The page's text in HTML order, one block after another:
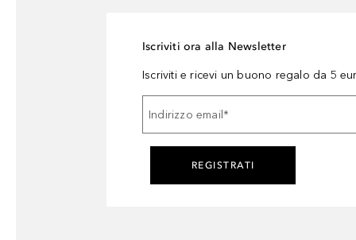
Iscriviti ora alla Newsletter
Iscriviti e ricevi un buono regalo da 5
Indirizzo email *
REGISTRATI